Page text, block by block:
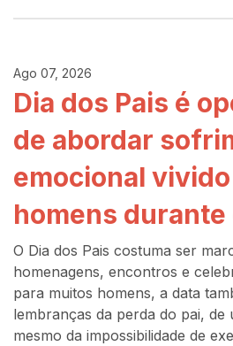
Ago 07, 2026
Dia dos Pais é
de abordar
emocional
homens durante
O Dia dos Pais costuma ser
homenagens, encontros e
para muitos homens, a data
lembranças da perda do pai, de
mesmo da impossibilidade de